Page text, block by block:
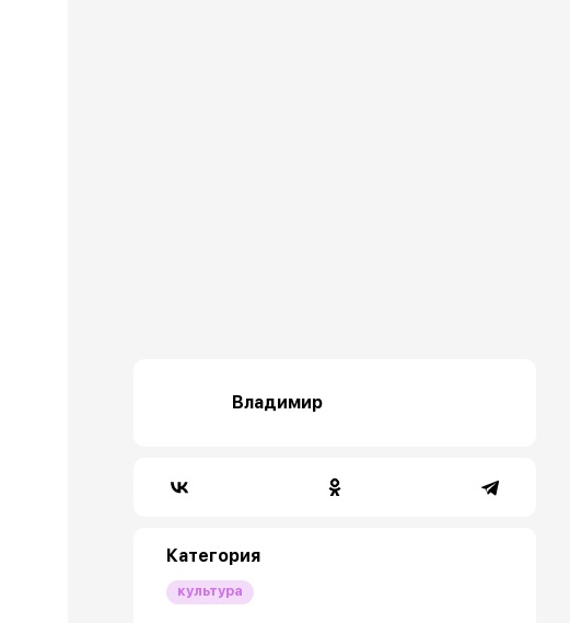
Владимир
Категория
культура